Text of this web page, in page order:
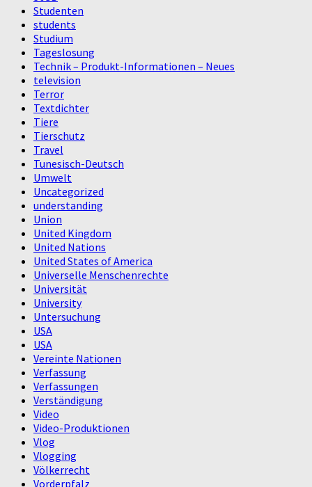
Studenten
students
Studium
Tageslosung
Technik – Produkt-Informationen – Neues
television
Terror
Textdichter
Tiere
Tierschutz
Travel
Tunesisch-Deutsch
Umwelt
Uncategorized
understanding
Union
United Kingdom
United Nations
United States of America
Universelle Menschenrechte
Universität
University
Untersuchung
USA
USA
Vereinte Nationen
Verfassung
Verfassungen
Verständigung
Video
Video-Produktionen
Vlog
Vlogging
Völkerrecht
Vorderpfalz